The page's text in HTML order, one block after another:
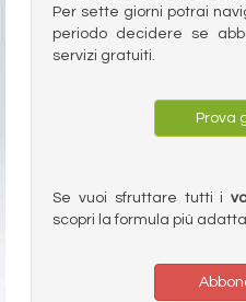
Per sette giorni potrai
periodo decidere se
servizi gratuiti.
Prova
Se vuoi sfruttare tutti i
scopri la formula più